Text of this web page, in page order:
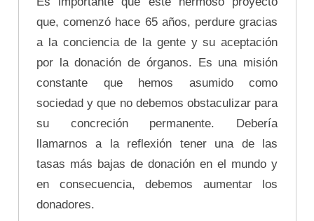
que, comenzó hace 65 años, perdure gracias
a la conciencia de la gente y su aceptación
por la donación de órganos. Es una misión
constante que hemos asumido como
sociedad y que no debemos obstaculizar para
su concreción permanente. Debería
llamarnos a la reflexión tener una de las
tasas más bajas de donación en el mundo y
en consecuencia, debemos aumentar los
donadores.